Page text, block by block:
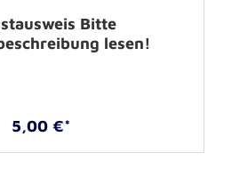
Bitte
lesen!
5,00 €*